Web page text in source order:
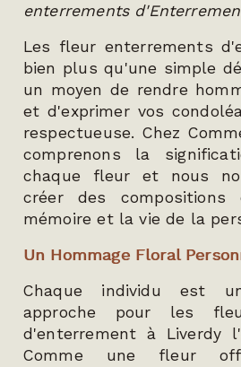
enterrements
Les fleur enterrements
bien plus qu'une simple
un moyen de rendre
et d'exprimer vos
respectueuse. Chez
comprenons la
chaque fleur et nous
créer des
mémoire et la vie de la
Un Hommage Floral
Chaque individu est
approche pour les
d'enterrement à Liverdy
Comme une fleur